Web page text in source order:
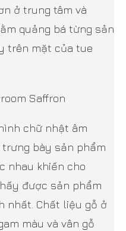
ở trung tâm và
quảng bá từng sản
trên mặt của tue
chữ nhật âm
bày sản phẩm
nhau khiến cho
được sản phẩm
nhất. Chất liệu gỗ ở
màu và vân gỗ